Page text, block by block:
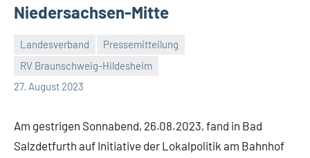
Niedersachsen-Mitte
Landesverband
Pressemitteilung
RV Braunschweig-Hildesheim
27. August 2023
Malte
Diehl
Ein
Kommentar
Am gestrigen Sonnabend, 26.08.2023, fand in Bad
Salzdetfurth auf Initiative der Lokalpolitik am Bahnhof